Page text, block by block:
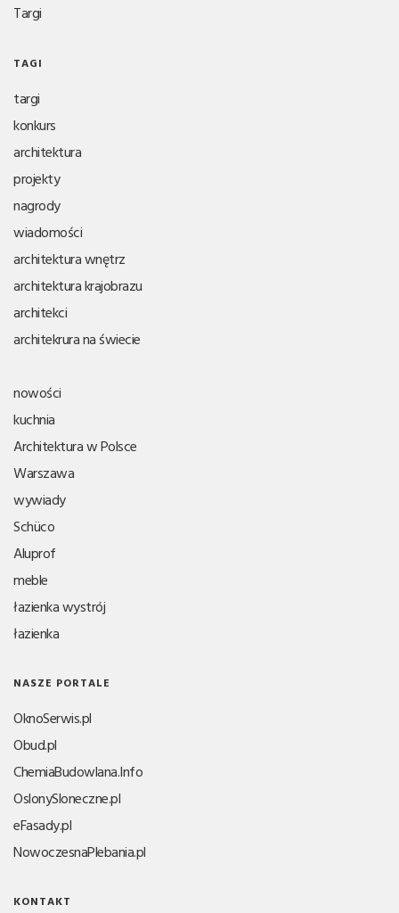
Targi
TAGI
targi
konkurs
architektura
projekty
nagrody
wiadomości
architektura wnętrz
architektura krajobrazu
architekci
architekrura na świecie
nowości
kuchnia
Architektura w Polsce
Warszawa
wywiady
Schüco
Aluprof
meble
łazienka wystrój
łazienka
NASZE PORTALE
OknoSerwis.pl
Obud.pl
ChemiaBudowlana.Info
OslonySloneczne.pl
eFasady.pl
NowoczesnaPlebania.pl
KONTAKT